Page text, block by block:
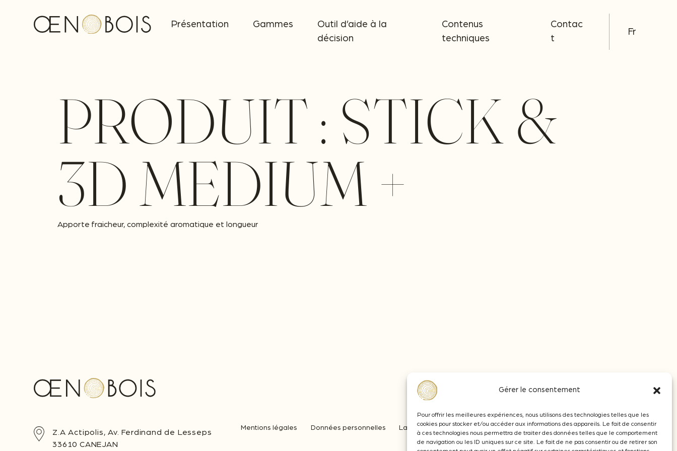
Gérer le consentement
Pour offrir les meilleures expériences, nous utilisons des technologies telles que les
cookies pour stocker et/ou accéder aux informations des appareils. Le fait de consentir
à ces technologies nous permettra de traiter des données telles que le comportement
de navigation ou les ID uniques sur ce site. Le fait de ne pas consentir ou de retirer son
Présentation Gammes
Outil d’aide à la
décision
Contenus
techniques
Contac
t
Fr
PRODUIT : STICK &
3D MEDIUM +
Apporte fraicheur, complexité aromatique et longueur
Z.A Actipolis, Av. Ferdinand de Lesseps
33610 CANEJAN
Mentions légales Données personnelles Lamothe-Abiet © 2026 - Oenobois Création Brand to Design